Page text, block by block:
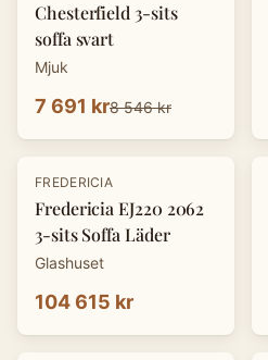
Chesterfield 3-sits
soffa svart
Mjuk
7 691 kr8 546 kr
FREDERICIA
Fredericia EJ220 2062
3-sits Soffa Läder
Glashuset
104 615 kr